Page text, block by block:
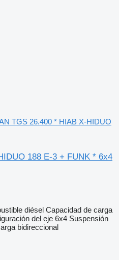
TGS 26.400 * HIAB X-HIDUO
188 E-3 + FUNK * 6x4
diésel Capacidad de carga
del eje 6x4 Suspensión
bidireccional